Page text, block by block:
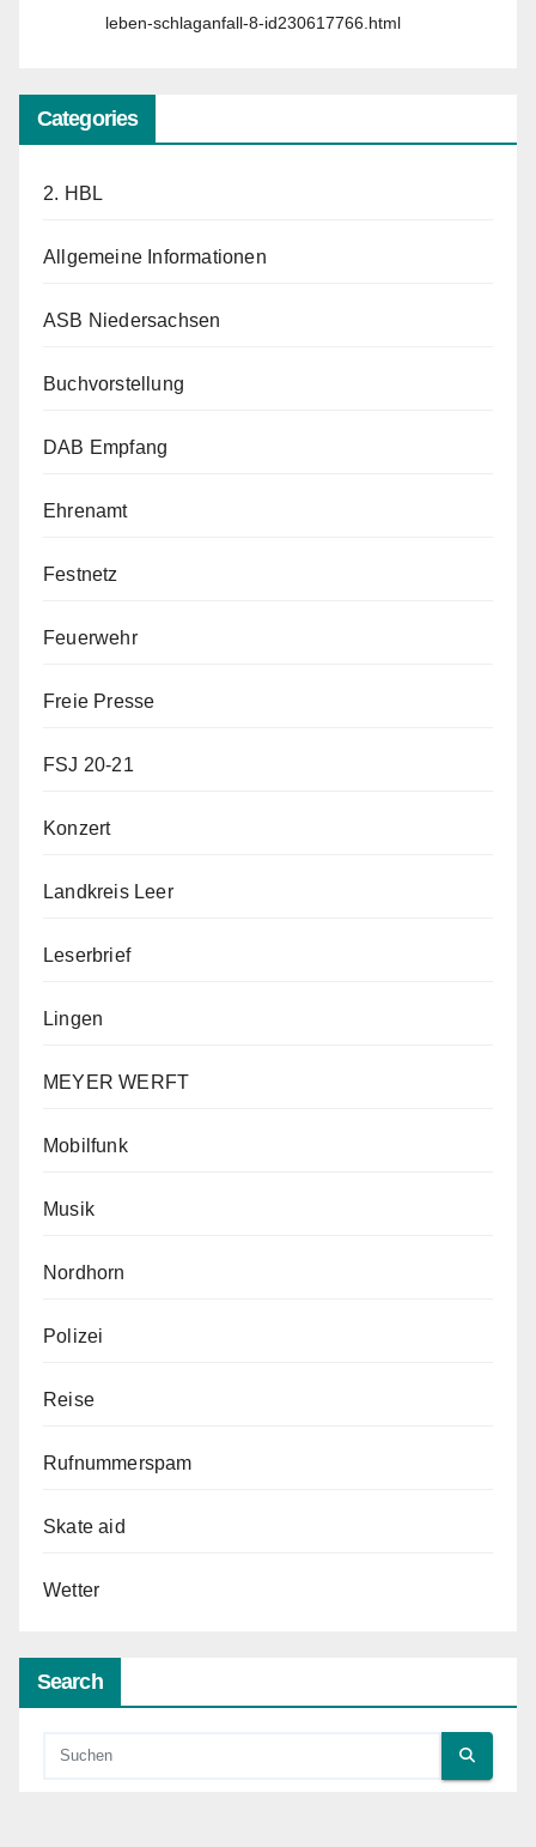
leben-schlaganfall-8-id230617766.html
Categories
2. HBL
Allgemeine Informationen
ASB Niedersachsen
Buchvorstellung
DAB Empfang
Ehrenamt
Festnetz
Feuerwehr
Freie Presse
FSJ 20-21
Konzert
Landkreis Leer
Leserbrief
Lingen
MEYER WERFT
Mobilfunk
Musik
Nordhorn
Polizei
Reise
Rufnummerspam
Skate aid
Wetter
Search